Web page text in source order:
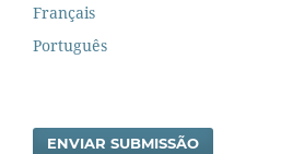
Français
Português
ENVIAR SUBMISSÃO